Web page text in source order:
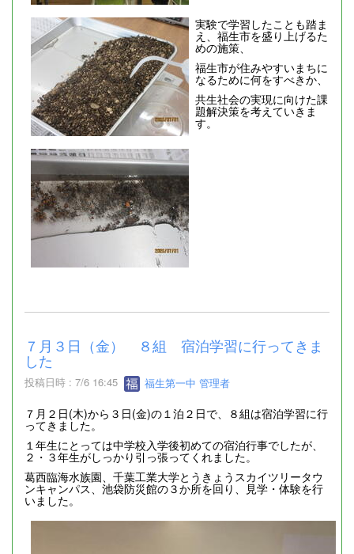
実験で学習したことも踏ま
え、福生市を盛り上げるた
めの施策、
福生市が住みやすいまちに
なるために何をすべきか、
共生社会の実現に向けた課
題解決策を考えていきま
す。
７月３日（金） ８組 宿泊学習に行ってきま
した
投稿日時 : 7/6 16:45 福生第一中 管理者
７月２日(木)から３日(金)の１泊２日で、８組は宿泊学習に行
ってきました。
１年生にとっては中学校入学後初めての宿泊行事でしたが、
２・３年生がしっかり引っ張ってくれました。
葛西臨海水族園、千葉工業大学とうきょうスカイツリータウ
ンキャンパス、池袋防災館の３か所を回り、見学・体験を行
いました。